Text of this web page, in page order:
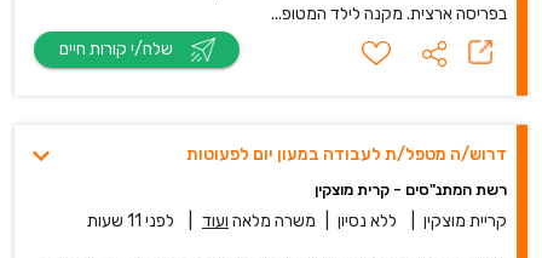
בפריסה ארצית. מקנה לילד המטופ...
דרוש/ה מטפל/ת לעבודה במעון יום לפעוטות
רשת המתנ"סים - קרית מוצקין
קריית מוצקין ללא נסיון משרה מלאה ועוד לפני 11 שעות